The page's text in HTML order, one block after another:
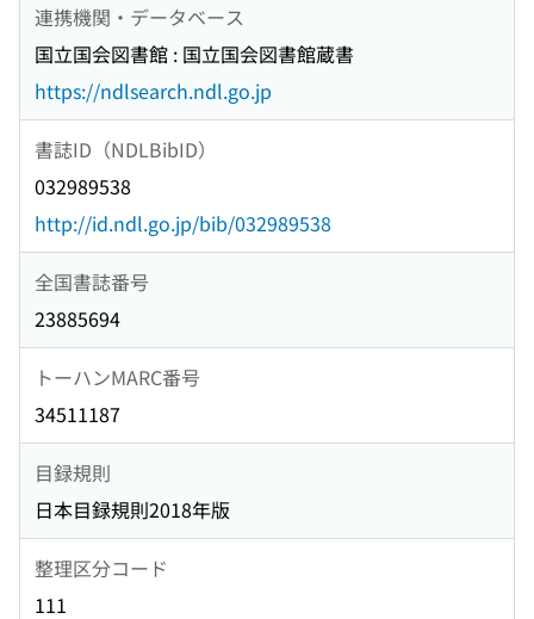
連携機関・データベース
国立国会図書館 : 国立国会図書館蔵書
https://ndlsearch.ndl.go.jp
書誌ID（NDLBibID）
032989538
http://id.ndl.go.jp/bib/032989538
全国書誌番号
23885694
トーハンMARC番号
34511187
目録規則
日本目録規則2018年版
整理区分コード
111